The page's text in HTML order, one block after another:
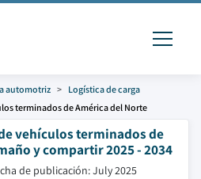
automotriz
Logística de carga
terminados de América del Norte
vehículos terminados de
y compartir 2025 - 2034
de publicación: July 2025